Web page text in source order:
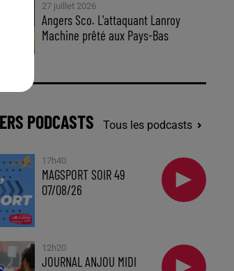
27 juillet 2026
Angers Sco. L'attaquant Lanroy
Machine prêté aux Pays-Bas
PODCASTS Tous les podcasts
17h40
MAGSPORT SOIR 49
07/08/26
12h20
JOURNAL ANJOU MIDI